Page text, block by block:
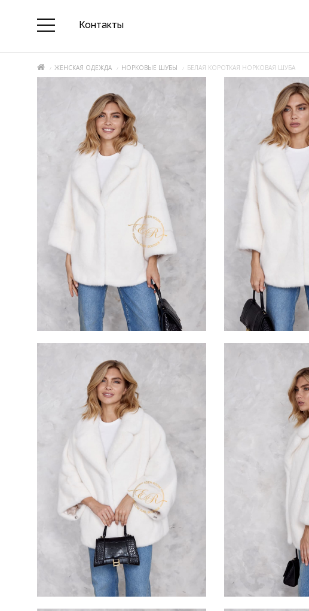
Контакты
ЖЕНСКАЯ ОДЕЖДА НОРКОВЫЕ ШУБЫ БЕЛАЯ КОРОТКАЯ НОРКОВАЯ ШУБА